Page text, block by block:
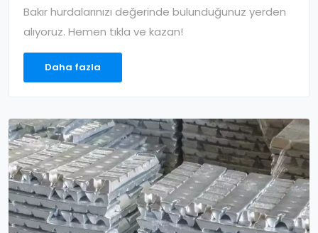
Bakır hurdalarınızı değerinde bulunduğunuz yerden
alıyoruz. Hemen tıkla ve kazan!
Daha fazla